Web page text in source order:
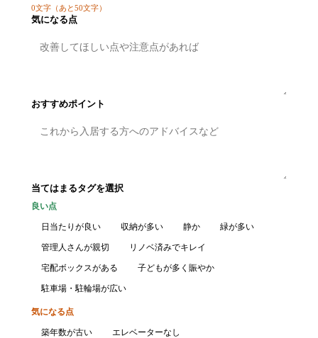
0文字 （あと50文字）
気になる点
おすすめポイント
当てはまるタグを選択
良い点
日当たりが良い 収納が多い 静か 緑が多い
管理人さんが親切 リノベ済みでキレイ
宅配ボックスがある 子どもが多く賑やか
駐車場・駐輪場が広い
気になる点
築年数が古い エレベーターなし